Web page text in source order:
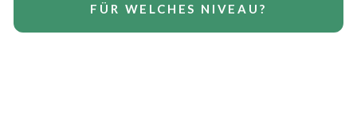
FÜR WELCHES NIVEAU?